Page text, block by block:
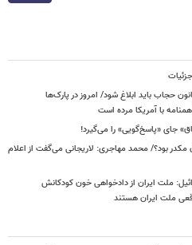
حجاب باید ابلاغ شود/ امروز در پارک‌ها
با آمریکا مرده است
جای «پاسخ‌گویی» را می‌گیرد!
مکدر بود؟/ محمد مهاجری: لاریجانی می‌گفت از اعلام
ملت ایران از دادخواهی خون کودکانش
ملت ایران هستند